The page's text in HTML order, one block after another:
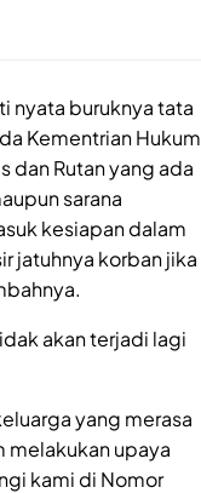
nyata buruknya tata
Kementrian Hukum
dan Rutan yang ada
sarana
kesiapan dalam
jatuhnya korban jika
akan terjadi lagi
yang merasa
upaya
kami di Nomor